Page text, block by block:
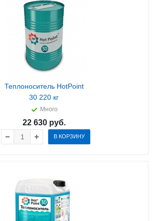
Теплоноситель HotPoint
30 220 кг
Много
22 630руб.
В КОРЗИНУ